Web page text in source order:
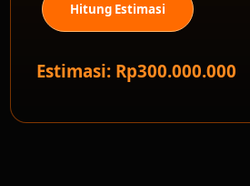
Hitung Estimasi
Estimasi: Rp300.000.000